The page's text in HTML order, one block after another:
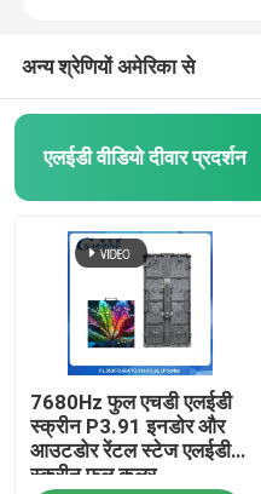
उत्पाद
वीआर दिखाएँ
अन्य श्रेणियों अमेरिका से
एलईडी वीडियो दीवार प्रदर्शन
7680Hz फुल एचडी एलईडी
स्क्रीन P3.91 इनडोर और
आउटडोर रेंटल स्टेज एलईडी
स्क्रीन फुल कलर